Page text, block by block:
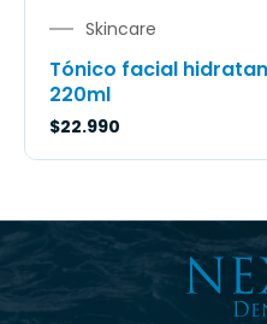
Skincare
Tónico facial
220ml
$22.990